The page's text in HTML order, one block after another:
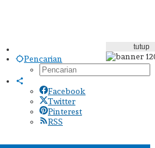
Pencarian
Facebook
Twitter
Pinterest
RSS
tutup